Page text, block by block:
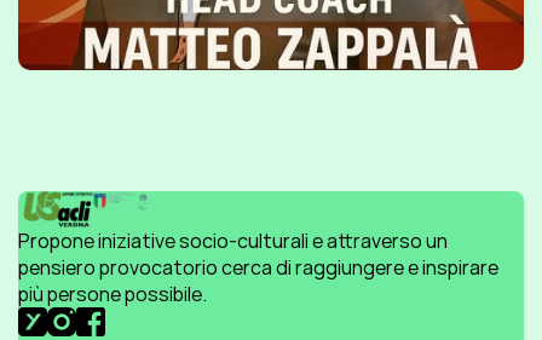
Propone iniziative socio-culturali e attraverso un
pensiero provocatorio cerca di raggiungere e inspirare
più persone possibile.